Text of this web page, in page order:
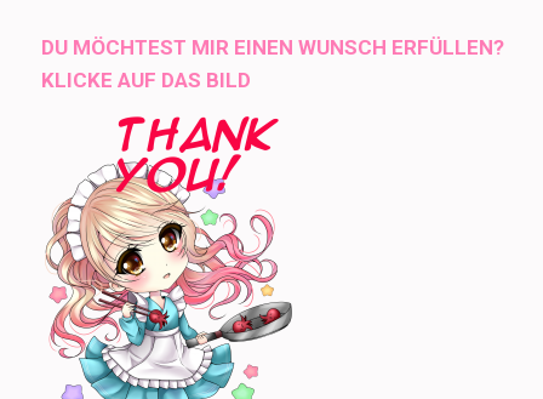
DU MÖCHTEST MIR EINEN WUNSCH ERFÜLLEN?
KLICKE AUF DAS BILD